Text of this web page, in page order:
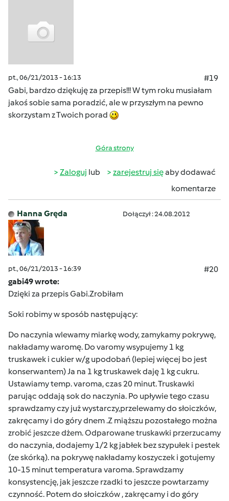
pt., 06/21/2013 - 16:13
#19
Gabi, bardzo dziękuję za przepis!!! W tym roku musiałam
jakoś sobie sama poradzić, ale w przyszłym na pewno
skorzystam z Twoich porad
Góra strony
Zaloguj lub zarejestruj sięaby dodawać
komentarze
Hanna Gręda Dołączył : 24.08.2012
pt., 06/21/2013 - 16:39
#20
gabi49 wrote:
Dzięki za przepis Gabi.Zrobiłam
Soki robimy w sposób następujący:
Do naczynia wlewamy miarkę wody, zamykamy pokrywę,
nakładamy waromę. Do varomy wsypujemy 1 kg
truskawek i cukier w/g upodobań (lepiej więcej bo jest
konserwantem) Ja na 1 kg truskawek daję 1 kg cukru.
Ustawiamy temp. varoma, czas 20 minut. Truskawki
parując oddają sok do naczynia. Po upływie tego czasu
sprawdzamy czy już wystarczy,przelewamy do słoiczków,
zakręcamy i do góry dnem .Z miąższu pozostałego można
zrobić jeszcze dżem. Odparowane truskawki przerzucamy
do naczynia, dodajemy 1/2 kg jabłek bez szypułek i pestek
(ze skórką). na pokrywę nakładamy koszyczek i gotujemy
10-15 minut temperatura varoma. Sprawdzamy
konsystencję, jak jeszcze rzadki to jeszcze powtarzamy
czynność. Potem do słoiczków , zakręcamy i do góry